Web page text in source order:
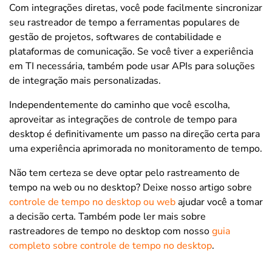
Com integrações diretas, você pode facilmente sincronizar
seu rastreador de tempo a ferramentas populares de
gestão de projetos, softwares de contabilidade e
plataformas de comunicação. Se você tiver a experiência
em TI necessária, também pode usar APIs para soluções
de integração mais personalizadas.
Independentemente do caminho que você escolha,
aproveitar as integrações de controle de tempo para
desktop é definitivamente um passo na direção certa para
uma experiência aprimorada no monitoramento de tempo.
Não tem certeza se deve optar pelo rastreamento de
tempo na web ou no desktop? Deixe nosso artigo sobre
controle de tempo no desktop ou webajudar você a tomar
a decisão certa. Também pode ler mais sobre
rastreadores de tempo no desktop com nossoguia
completo sobre controle de tempo no desktop.